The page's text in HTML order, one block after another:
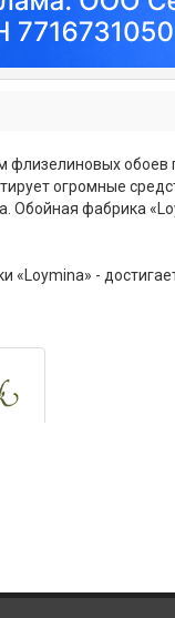
флизелиновых обоев
огромные
Обойная фабрика
«Loymina» -